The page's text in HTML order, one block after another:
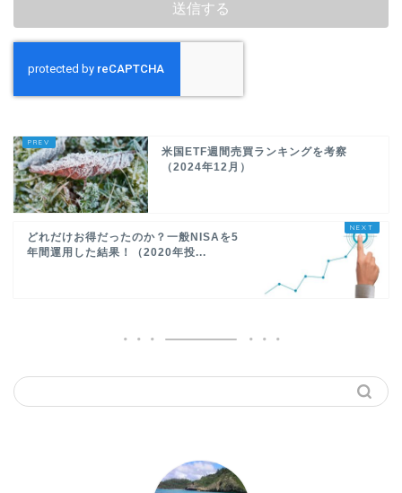
米国ETF週間売買ランキングを考察
（2024年12月）
どれだけお得だったのか？一般NISAを5
年間運用した結果！（2020年投...